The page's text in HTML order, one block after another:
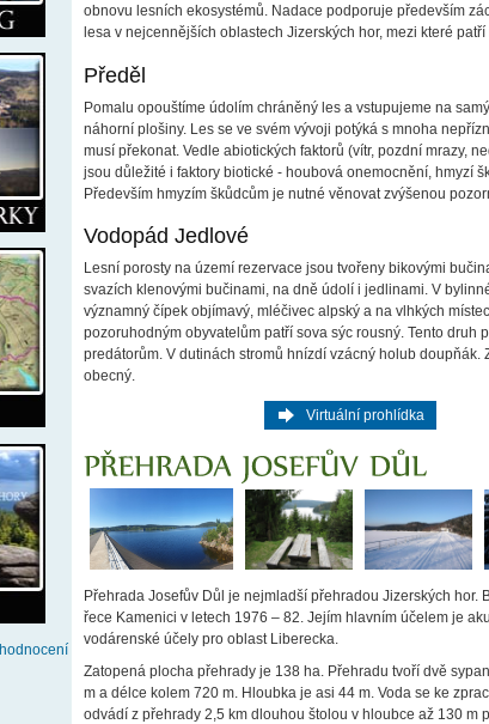
hodnocení
obnovu lesních ekosystémů. Nadace podporuje především
lesa v nejcennějších oblastech Jizerských hor, mezi které
Předěl
Pomalu opouštíme údolím chráněný les a vstupujeme na
náhorní plošiny. Les se ve svém vývoji potýká s mnoha
musí překonat. Vedle abiotických faktorů (vítr, pozdní mrazy,
jsou důležité i faktory biotické - houbová onemocnění, hmyzí
Především hmyzím škůdcům je nutné věnovat zvýšenou
Vodopád Jedlové
Lesní porosty na území rezervace jsou tvořeny bikovými
svazích klenovými bučinami, na dně údolí i jedlinami. V
významný čípek objímavý, mléčivec alpský a na vlhkých
pozoruhodným obyvatelům patří sova sýc rousný. Tento druh
predátorům. V dutinách stromů hnízdí vzácný holub doupňák.
obecný.
Virtuální prohlídka
Přehrada Josefův Důl je nejmladší přehradou Jizerských hor.
řece Kamenici v letech 1976 – 82. Jejím hlavním účelem je
vodárenské účely pro oblast Liberecka.
Zatopená plocha přehrady je 138 ha. Přehradu tvoří dvě
m a délce kolem 720 m. Hloubka je asi 44 m. Voda se ke
odvádí z přehrady 2,5 km dlouhou štolou v hloubce až 130 m